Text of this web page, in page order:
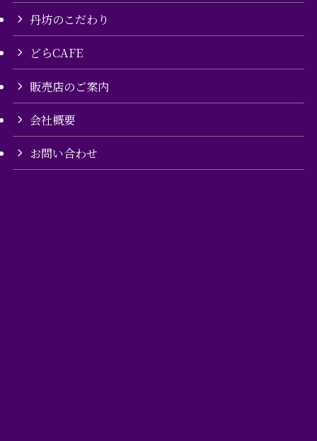
丹坊のこだわり
どらCAFE
販売店のご案内
会社概要
お問い合わせ